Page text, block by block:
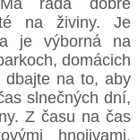
rada dobre
na živiny. Je
je výborná na
domácich
dbajte na to, aby
slnečných dní,
Z času na čas
hnojivami,